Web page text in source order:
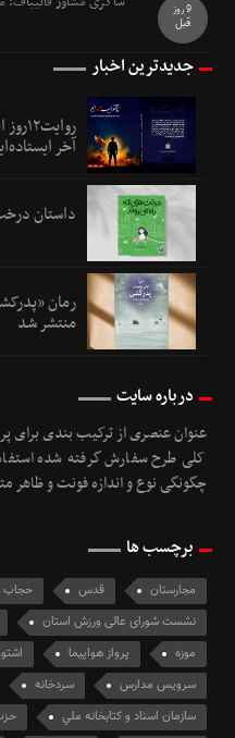
9 روز
قبل
جدیدترین اخبار
آخر
داستان
رمان
منتشر شد
درباره سایت
عنوان عنصری از ترکیب بندی برای
کلی طرح سفارش گرفته شده
چگونگی نوع و اندازه فونت و ظاهر
برچسب ها
مجارستان قدس حجاب
نشست شورای عالی ورزش استان
موزه
پرواز هواپیما
سرویس مدارس
سردخانه
سازمان اسناد و كتابخانه ملي